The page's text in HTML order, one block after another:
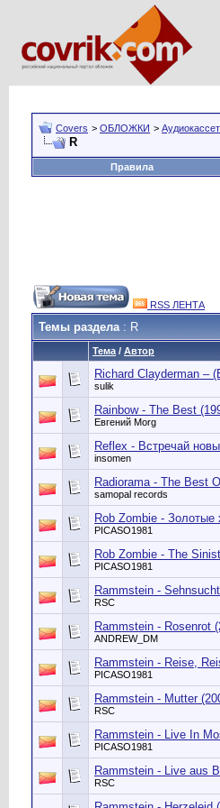
Covers > ОБЛОЖКИ >
R
Правила
RSS ЛЕНТА
Темы раздела: R
Тема / Автор
Richard Clayderman –
sulik
Rainbow - The Best
Евгений Morg
Reflex - Встречай
insomen
Radiorama - The Best
samopal records
Rob Zombie - Золотые
PICASO1981
Rob Zombie - The
PICASO1981
Rammstein -
RSC
Rammstein - Rosenrot
ANDREW_DM
Rammstein - Reise,
PICASO1981
Rammstein - Mutter
RSC
Rammstein - Live In
PICASO1981
Rammstein - Live aus
RSC